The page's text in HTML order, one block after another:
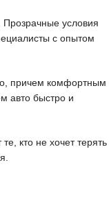
Прозрачные условия
с опытом
причем комфортным
авто быстро и
кто не хочет терять